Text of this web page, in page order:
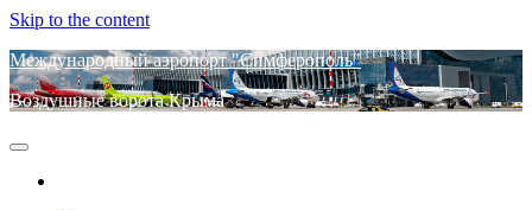
Skip to the content
Международный аэропорт "Симферополь"
Воздушные ворота Крыма